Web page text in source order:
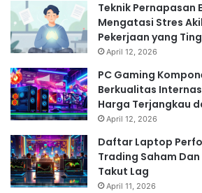
Teknik Pernapasan
Mengatasi Stres
Pekerjaan yang
April 12, 2026
PC Gaming
Berkualitas
Harga Terjangkau
April 12, 2026
Daftar Laptop
Trading Saham
Takut Lag
April 11, 2026